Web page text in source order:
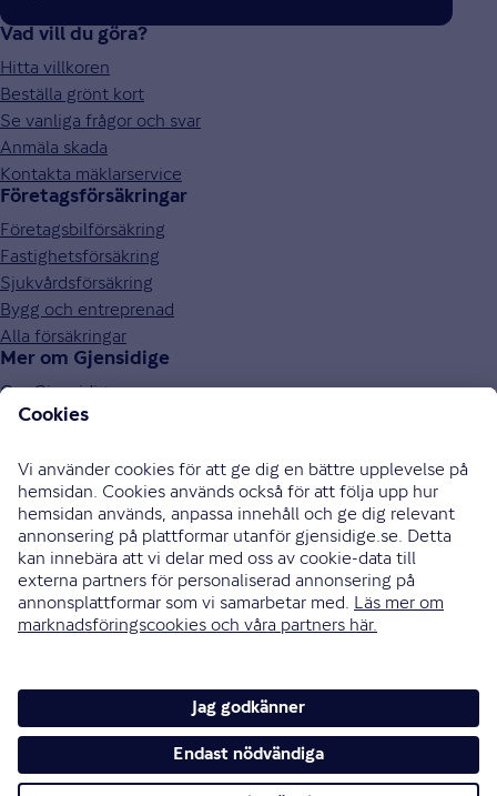
Vad vill du göra?
Hitta villkoren
Beställa grönt kort
Se vanliga frågor och svar
Anmäla skada
Kontakta mäklarservice
Företagsförsäkringar
Företagsbilförsäkring
Fastighetsförsäkring
Sjukvårdsförsäkring
Bygg och entreprenad
Alla försäkringar
Mer om Gjensidige
Om Gjensidige
Jobba hos oss
Press och media
Investor relations
Samarbetspartners
0771-326 326
Bli uppringd
Skriv till oss
Instagram
Cookies och säkerhet
Hantering av personuppgifter
Tillgänglighetsredogörelse